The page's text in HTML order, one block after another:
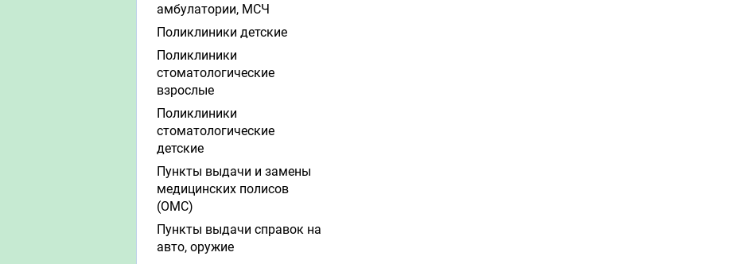
амбулатории, МСЧ
Поликлиники детские
Поликлиники
стоматологические
взрослые
Поликлиники
стоматологические
детские
Пункты выдачи и замены
медицинских полисов
(ОМС)
Пункты выдачи справок на
авто, оружие